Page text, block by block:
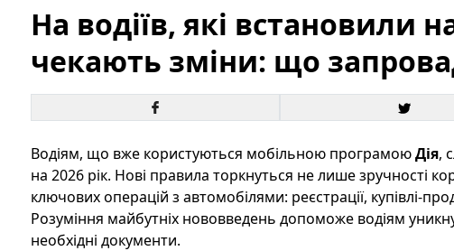
На водіїв, які встановили
чекають зміни: що
Водіям, що вже користуються мобільною програмоюДія,
на 2026 рік. Нові правила торкнуться не лише зручності
ключових операцій з автомобілями: реєстрації, купівлі-
Розуміння майбутніх нововведень допоможе водіям
необхідні документи.